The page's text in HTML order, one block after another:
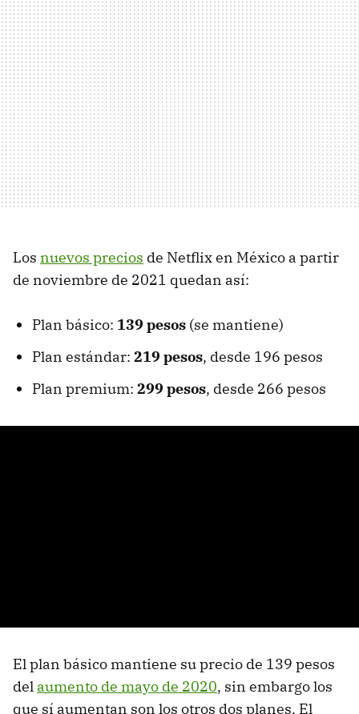
Los nuevos precios de Netflix en México a partir
de noviembre de 2021 quedan así:
Plan básico: 139 pesos (se mantiene)
Plan estándar: 219 pesos, desde 196 pesos
Plan premium: 299 pesos, desde 266 pesos
El plan básico mantiene su precio de 139 pesos
del aumento de mayo de 2020, sin embargo los
que sí aumentan son los otros dos planes. El